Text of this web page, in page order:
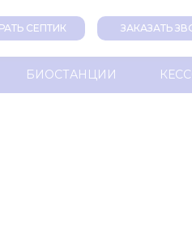
ЗАКАЗАТЬ
СЕПТИК
БИОСТАНЦИИ